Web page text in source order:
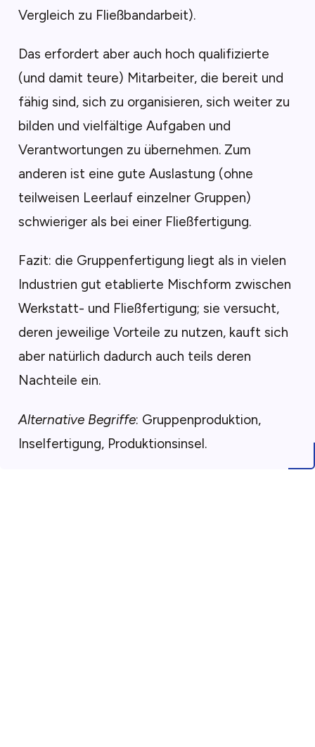
Vergleich zu Fließbandarbeit).
Das erfordert aber auch hoch qualifizierte
(und damit teure) Mitarbeiter, die bereit und
fähig sind, sich zu organisieren, sich weiter zu
bilden und vielfältige Aufgaben und
Verantwortungen zu übernehmen. Zum
anderen ist eine gute Auslastung (ohne
teilweisen Leerlauf einzelner Gruppen)
schwieriger als bei einer Fließfertigung.
Fazit: die Gruppenfertigung liegt als in vielen
Industrien gut etablierte Mischform zwischen
Werkstatt- und Fließfertigung; sie versucht,
deren jeweilige Vorteile zu nutzen, kauft sich
aber natürlich dadurch auch teils deren
Nachteile ein.
Alternative Begriffe: Gruppenproduktion,
Inselfertigung, Produktionsinsel.